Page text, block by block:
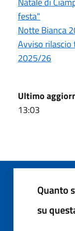
festa"
Notte Bianca
Avviso
2025/26
Ultimo
13:03
Quanto
su